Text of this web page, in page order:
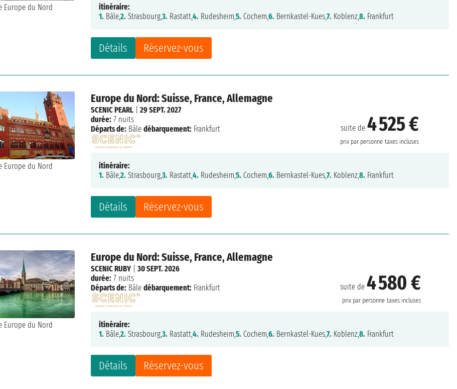
Détails Réservez-vous
itinéraire:
1. Bâle,2. Strasbourg,3. Rastatt,4. Rudesheim,5. Cochem,6. Bernkastel-Kues,7. Koblenz,8. Frankfurt
Europe du Nord: Suisse, France, Allemagne
suite de4 525 €
prix par personne taxes incluses
Détails Réservez-vous
SCENIC PEARL |29 SEPT. 2027
durée: 7 nuits
Départs de: Bâle débarquement: Frankfurt
itinéraire:
1. Bâle,2. Strasbourg,3. Rastatt,4. Rudesheim,5. Cochem,6. Bernkastel-Kues,7. Koblenz,8. Frankfurt
Europe du Nord: Suisse, France, Allemagne
suite de4 580 €
prix par personne taxes incluses
Détails Réservez-vous
SCENIC RUBY |30 SEPT. 2026
durée: 7 nuits
Départs de: Bâle débarquement: Frankfurt
itinéraire:
1. Bâle,2. Strasbourg,3. Rastatt,4. Rudesheim,5. Cochem,6. Bernkastel-Kues,7. Koblenz,8. Frankfurt